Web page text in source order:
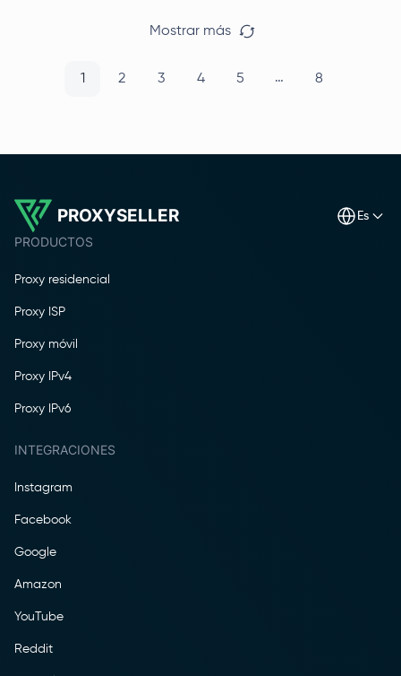
Mostrar más
1 2 3 4 5 … 8
PROXYSELLER es
PRODUCTOS
Proxy residencial
Proxy ISP
Proxy móvil
Proxy IPv4
Proxy IPv6
INTEGRACIONES
Instagram
Facebook
Google
Amazon
YouTube
Reddit